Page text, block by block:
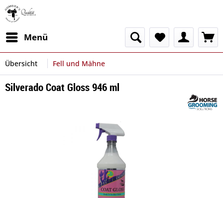
Menü
Übersicht Fell und Mähne
Silverado Coat Gloss 946 ml